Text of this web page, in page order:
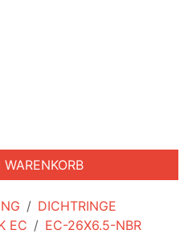
DICHTRINGE
EC
EC-26X6.5-NBR